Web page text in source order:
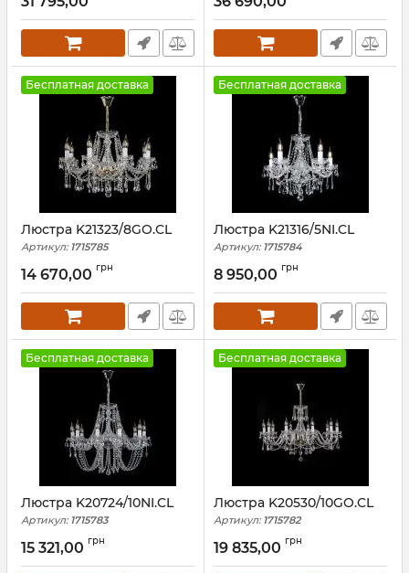
Бесплатная доставка
Люстра K21323/8GO.CL
Артикул:1715785
14 670,00 грн
Бесплатная доставка
Люстра K21316/5NI.CL
Артикул:1715784
8 950,00 грн
Бесплатная доставка
Люстра K20724/10NI.CL
Артикул:1715783
15 321,00 грн
Бесплатная доставка
Люстра K20530/10GO.CL
Артикул:1715782
19 835,00 грн